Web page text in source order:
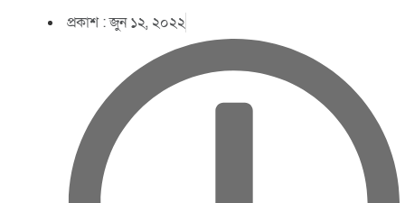
প্রকাশ :জুন ১২, ২০২২